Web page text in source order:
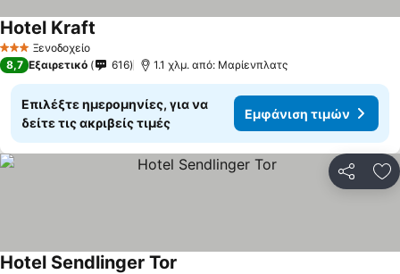
3 ΑστέριαΞενοδοχείο
Hotel Kraft
8,7 Εξαιρετικό 616 1.1 χλμ. από: Μαρίενπλατς
Επιλέξτε ημερομηνίες, για να
δείτε τις ακριβείς τιμές
Εμφάνιση τιμών
Hotel Sendlinger Tor